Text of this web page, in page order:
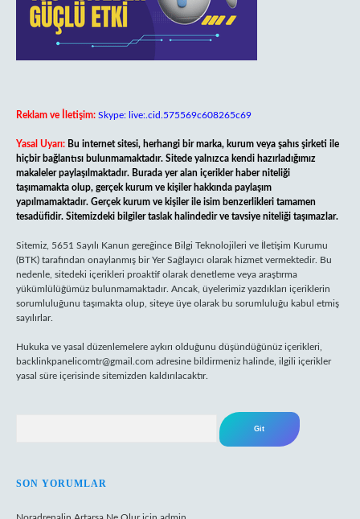
Reklam ve İletişim: Skype: live:.cid.575569c608265c69
Yasal Uyarı: Bu internet sitesi, herhangi bir marka, kurum veya şahıs şirketi ile
hiçbir bağlantısı bulunmamaktadır. Sitede yalnızca kendi hazırladığımız
makaleler paylaşılmaktadır. Burada yer alan içerikler haber niteliği
taşımamakta olup, gerçek kurum ve kişiler hakkında paylaşım
yapılmamaktadır. Gerçek kurum ve kişiler ile isim benzerlikleri tamamen
tesadüfidir. Sitemizdeki bilgiler taslak halindedir ve tavsiye niteliği taşımazlar.
Sitemiz, 5651 Sayılı Kanun gereğince Bilgi Teknolojileri ve İletişim Kurumu
(BTK) tarafından onaylanmış bir Yer Sağlayıcı olarak hizmet vermektedir. Bu
nedenle, sitedeki içerikleri proaktif olarak denetleme veya araştırma
yükümlülüğümüz bulunmamaktadır. Ancak, üyelerimiz yazdıkları içeriklerin
sorumluluğunu taşımakta olup, siteye üye olarak bu sorumluluğu kabul etmiş
sayılırlar.
Hukuka ve yasal düzenlemelere aykırı olduğunu düşündüğünüz içerikleri,
backlinkpanelicomtr@gmail.com adresine bildirmeniz halinde, ilgili içerikler
yasal süre içerisinde sitemizden kaldırılacaktır.
SON YORUMLAR